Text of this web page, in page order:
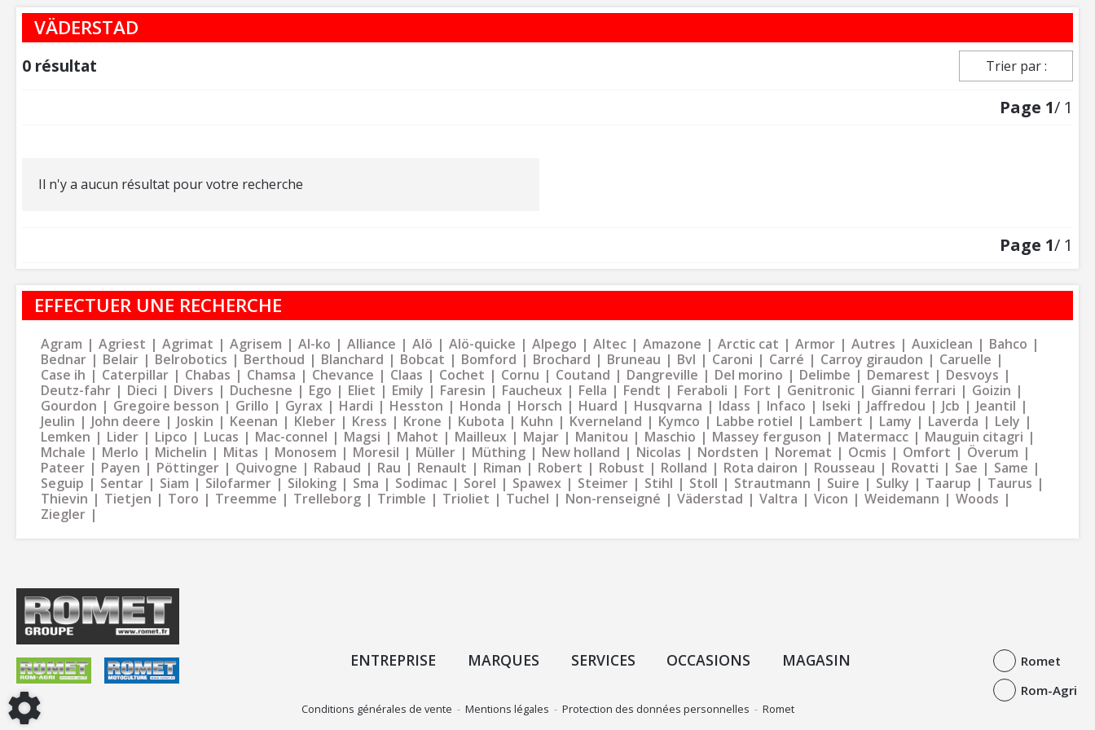
VÄDERSTAD
0 résultat Trier par :
Page 1/ 1
Il n'y a aucun résultat pour votre recherche
Page 1/ 1
EFFECTUER UNE RECHERCHE
Agram Agriest Agrimat Agrisem Al-ko Alliance Alö Alö-quicke Alpego Altec Amazone Arctic cat Armor Autres Auxiclean
Bahco
Bednar
Belair Belrobotics Berthoud Blanchard Bobcat Bomford Brochard Bruneau Bvl Caroni Carré Carroy giraudon
Caruelle
Case ih
Caterpillar Chabas Chamsa Chevance Claas Cochet Cornu Coutand Dangreville Del morino Delimbe Demarest
Desvoys
Deutz-fahr
Dieci Divers Duchesne Ego Eliet Emily Faresin Faucheux Fella Fendt Feraboli Fort Genitronic Gianni ferrari
Goizin
Gourdon
Gregoire besson Grillo Gyrax Hardi Hesston Honda Horsch Huard Husqvarna Idass Infaco Iseki Jaffredou Jcb
Jeantil
Jeulin
John deere Joskin Keenan Kleber Kress Krone Kubota Kuhn Kverneland Kymco Labbe rotiel Lambert Lamy Laverda
Lely
Lemken
Lider Lipco Lucas Mac-connel Magsi Mahot Mailleux Majar Manitou Maschio Massey ferguson Matermacc
Mauguin citagri
Mchale
Merlo Michelin Mitas Monosem Moresil Müller Müthing New holland Nicolas Nordsten Noremat Ocmis Omfort
Överum
Pateer
Payen Pöttinger Quivogne Rabaud Rau Renault Riman Robert Robust Rolland Rota dairon Rousseau Rovatti Sae
Same
Seguip
Sentar Siam Silofarmer Siloking Sma Sodimac Sorel Spawex Steimer Stihl Stoll Strautmann Suire Sulky Taarup
Taurus
Thievin
Tietjen Toro Treemme Trelleborg Trimble Trioliet Tuchel Non-renseigné Väderstad Valtra Vicon Weidemann
Woods
Ziegler
ENTREPRISE MARQUES SERVICES OCCASIONS MAGASIN
Romet
Rom-Agri
Conditions générales de vente - Mentions légales - Protection des données personnelles - Romet